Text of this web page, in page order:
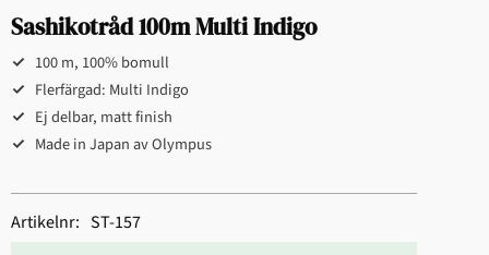
Sashikotråd 100m Multi Indigo
100 m, 100% bomull
Flerfärgad: Multi Indigo
Ej delbar, matt finish
Made in Japan av Olympus
Artikelnr ST-157